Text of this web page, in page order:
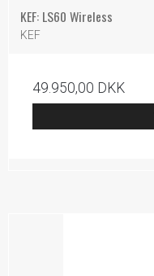
KEF: LS60 Wireless
KEF
49.950,00 DKK